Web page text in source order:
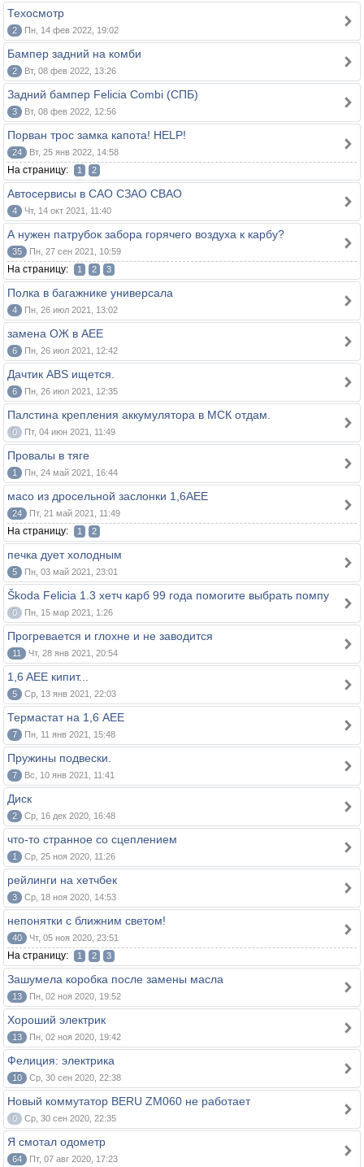
Техосмотр
2 Пн, 14 фев 2022, 19:02
Бампер задний на комби
2 Вт, 08 фев 2022, 13:26
Задний бампер Felicia Combi (СПБ)
3 Вт, 08 фев 2022, 12:56
Порван трос замка капота! HELP!
24 Вт, 25 янв 2022, 14:58
На страницу: 1 2
Автосервисы в САО СЗАО СВАО
4 Чт, 14 окт 2021, 11:40
А нужен патрубок забора горячего воздуха к карбу?
35 Пн, 27 сен 2021, 10:59
На страницу: 1 2 3
Полка в багажнике универсала
4 Пн, 26 июл 2021, 13:02
замена ОЖ в АЕЕ
6 Пн, 26 июл 2021, 12:42
Дачтик ABS ищется.
6 Пн, 26 июл 2021, 12:35
Палстина крепления аккумулятора в МСК отдам.
0 Пт, 04 июн 2021, 11:49
Провалы в тяге
1 Пн, 24 май 2021, 16:44
масо из дросельной заслонки 1,6АЕЕ
24 Пт, 21 май 2021, 11:49
На страницу: 1 2
печка дует холодным
5 Пн, 03 май 2021, 23:01
Škoda Felicia 1.3 хетч карб 99 года помогите выбрать помпу
0 Пн, 15 мар 2021, 1:26
Прогревается и глохне и не заводится
11 Чт, 28 янв 2021, 20:54
1,6 AEE кипит...
5 Ср, 13 янв 2021, 22:03
Термастат на 1,6 AEE
7 Пн, 11 янв 2021, 15:48
Пружины подвески.
7 Вс, 10 янв 2021, 11:41
Диск
2 Ср, 16 дек 2020, 16:48
что-то странное со сцеплением
1 Ср, 25 ноя 2020, 11:26
рейлинги на хетчбек
3 Ср, 18 ноя 2020, 14:53
непонятки с ближним светом!
40 Чт, 05 ноя 2020, 23:51
На страницу: 1 2 3
Зашумела коробка после замены масла
13 Пн, 02 ноя 2020, 19:52
Хороший электрик
13 Пн, 02 ноя 2020, 19:42
Фелиция: электрика
10 Ср, 30 сен 2020, 22:38
Новый коммутатор BERU ZM060 не работает
0 Ср, 30 сен 2020, 22:35
Я смотал одометр
64 Пт, 07 авг 2020, 17:23